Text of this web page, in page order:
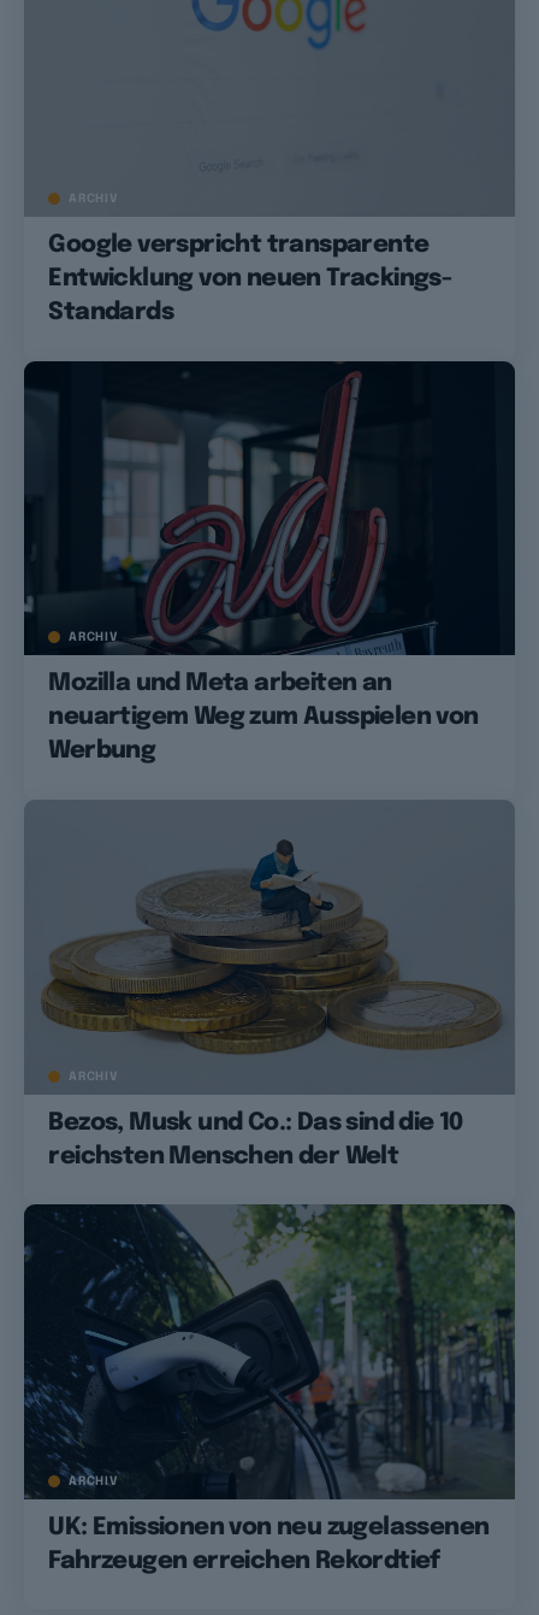
ARCHIV
Google verspricht transparente
Entwicklung von neuen Trackings-
Standards
ARCHIV
Mozilla und Meta arbeiten an
neuartigem Weg zum Ausspielen von
Werbung
ARCHIV
Bezos, Musk und Co.: Das sind die 10
reichsten Menschen der Welt
ARCHIV
UK: Emissionen von neu zugelassenen
Fahrzeugen erreichen Rekordtief